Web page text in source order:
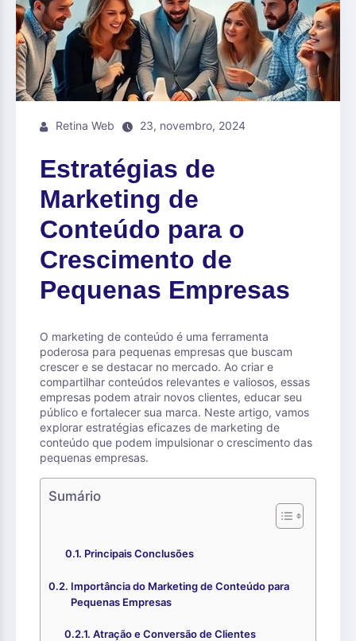
Retina Web 23, novembro, 2024
Estratégias de
Marketing de
Conteúdo para o
Crescimento de
Pequenas Empresas
O marketing de conteúdo é uma ferramenta
poderosa para pequenas empresas que buscam
crescer e se destacar no mercado. Ao criar e
compartilhar conteúdos relevantes e valiosos, essas
empresas podem atrair novos clientes, educar seu
público e fortalecer sua marca. Neste artigo, vamos
explorar estratégias eficazes de marketing de
conteúdo que podem impulsionar o crescimento das
pequenas empresas.
Sumário
Principais Conclusões
Importância do Marketing de Conteúdo para
Pequenas Empresas
Atração e Conversão de Clientes